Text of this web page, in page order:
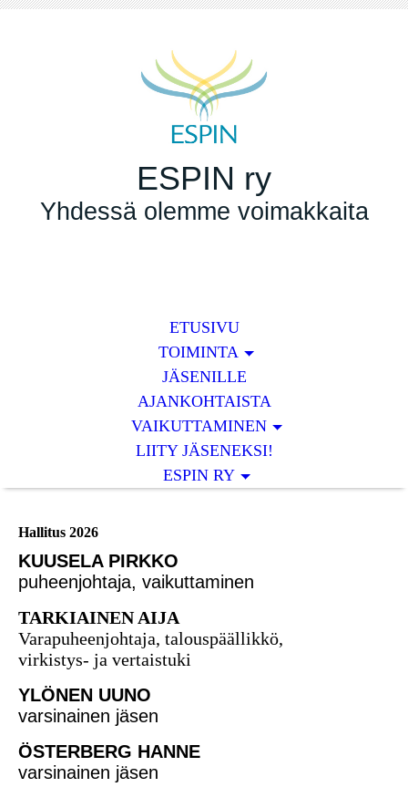
ESPIN ry
Yhdessä olemme voimakkaita
ETUSIVU
TOIMINTA
JÄSENILLE
AJANKOHTAISTA
VAIKUTTAMINEN
LIITY JÄSENEKSI!
ESPIN RY
Hallitus 2026
KUUSELA PIRKKO
puheenjohtaja, vaikuttaminen
TARKIAINEN AIJA
Varapuheenjohtaja, talouspäällikkö,
virkistys- ja vertaistuki
YLÖNEN UUNO
varsinainen jäsen
ÖSTERBERG HANNE
varsinainen jäsen